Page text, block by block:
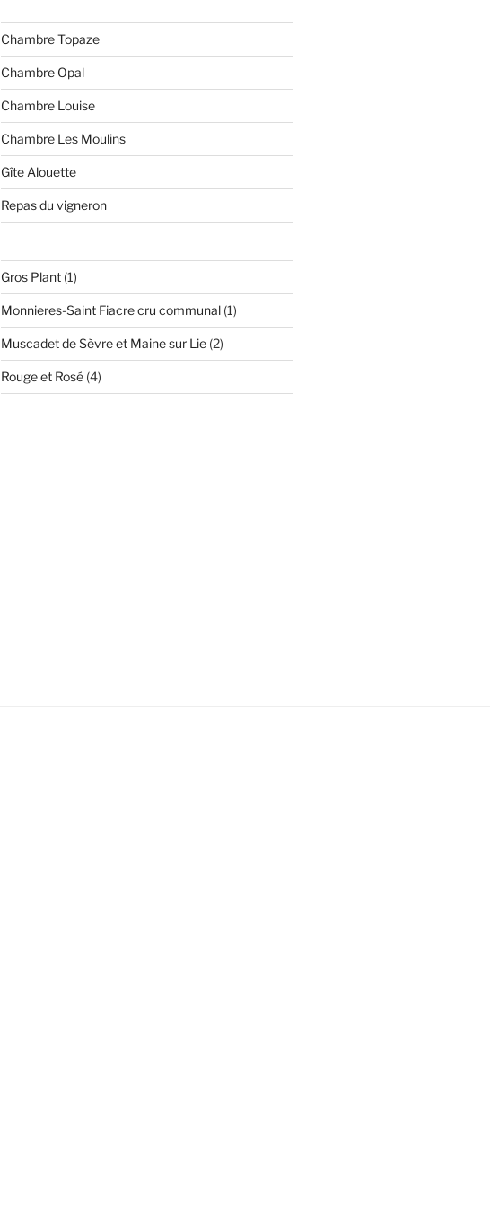
Chambre Topaze
Chambre Opal
Chambre Louise
Chambre Les Moulins
Gîte Alouette
Repas du vigneron
Gros Plant 11
produit
Monnieres-Saint Fiacre cru communal 11
produit
Muscadet de Sèvre et Maine sur Lie 22
produits
Rouge et Rosé 44
produits